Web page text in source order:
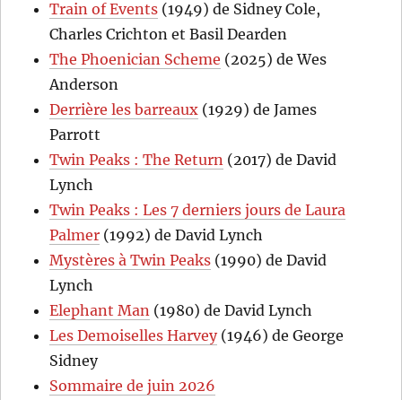
Train of Events (1949) de Sidney Cole,
Charles Crichton et Basil Dearden
The Phoenician Scheme (2025) de Wes
Anderson
Derrière les barreaux (1929) de James
Parrott
Twin Peaks : The Return (2017) de David
Lynch
Twin Peaks : Les 7 derniers jours de Laura
Palmer (1992) de David Lynch
Mystères à Twin Peaks (1990) de David
Lynch
Elephant Man (1980) de David Lynch
Les Demoiselles Harvey(1946) de George
Sidney
Sommaire de juin 2026